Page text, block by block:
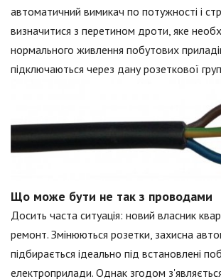
автоматичний вимикач по потужності і
визначитися з перетином дроти, яке
нормального живлення побутових
підключаються через дану розеткової
Що може бути не так з проводами
Досить часта ситуація: новий власник
ремонт. Змінюються розетки, захисна
підбирається ідеально під встановлені
електроприлади. Однак згодом